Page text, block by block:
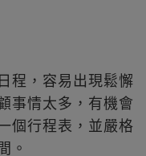
程，容易出現鬆懈
事情太多，有機會
個行程表，並嚴格
。